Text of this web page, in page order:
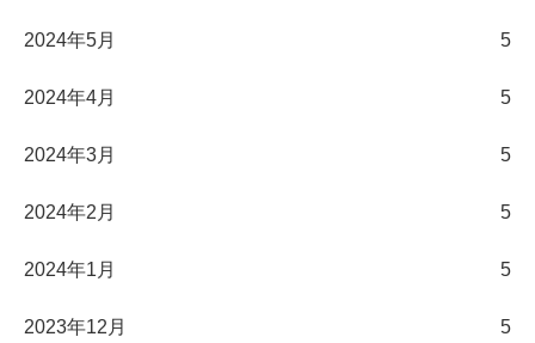
2024年5月 5
2024年4月 5
2024年3月 5
2024年2月 5
2024年1月 5
2023年12月 5